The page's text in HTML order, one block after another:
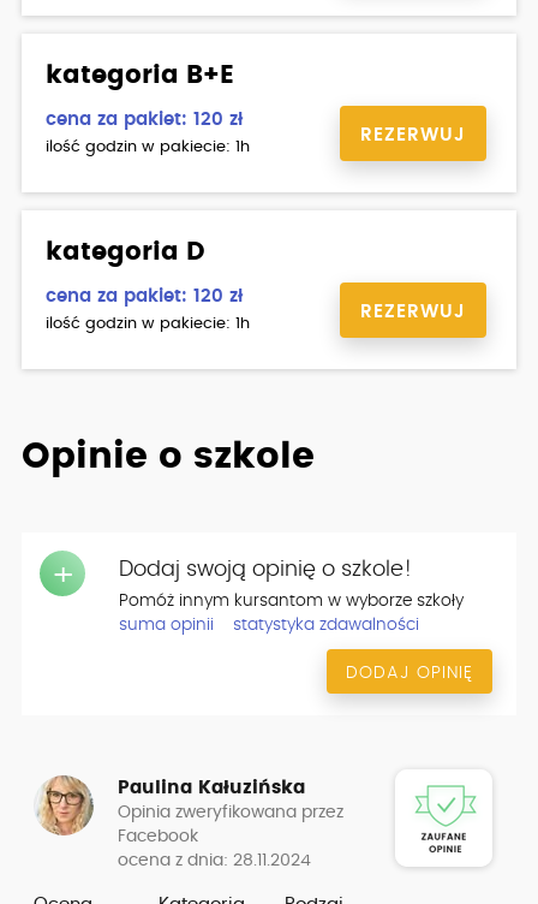
kategoria B+E
cena za pakiet: 120 zł
ilość godzin w pakiecie: 1h
REZERWUJ
kategoria D
cena za pakiet: 120 zł
ilość godzin w pakiecie: 1h
REZERWUJ
Opinie o szkole
+ Dodaj swoją opinię o szkole!
Pomóż innym kursantom w wyborze szkoły
suma opinii
statystyka zdawalności
DODAJ OPINIĘ
Paulina Kałuzińska
Opinia zweryfikowana przez
Facebook
ocena z dnia: 28.11.2024